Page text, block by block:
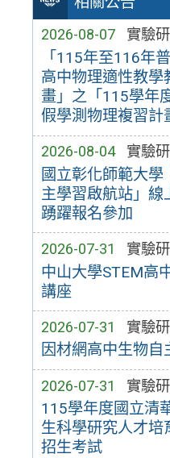
2026-08-07 實驗
「115年至116年
高中物理適性教學
畫」之「115學年
假學測物理複習計
2026-08-04 實驗
國立彰化師範大學
主學習啟航站」線
踴躍報名參加
2026-07-31 實驗
中山大學STEM高
講座
2026-07-31 實驗
因材網高中生物自
2026-07-31 實驗
115學年度國立清
生科學研究人才培
招生考試